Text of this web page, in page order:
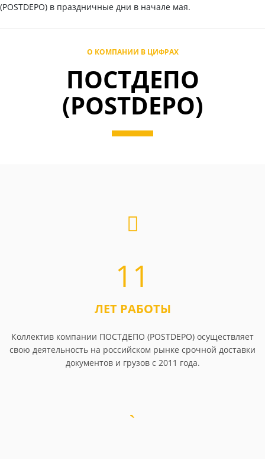
(POSTDEPO) в праздничные дни в начале мая.
О КОМПАНИИ В ЦИФРАХ
ПОСТДЕПО
(POSTDEPO)
11
ЛЕТ РАБОТЫ
Коллектив компании ПОСТДЕПО (POSTDEPO) осуществляет
свою деятельность на российском рынке срочной доставки
документов и грузов с 2011 года.